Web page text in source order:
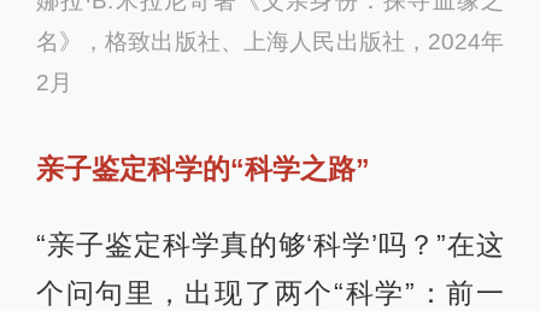
名》，格致出版社、上海人民出版社，2024年
2月
亲子鉴定科学的“科学之路”
“亲子鉴定科学真的够‘科学’吗？”在这
个问句里，出现了两个“科学”：前一